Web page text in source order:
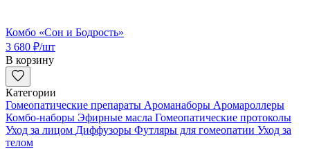
Комбо «Сон и Бодрость»
3 680 ₽/шт
В корзину
Категории
Гомеопатические препараты Ароманаборы Аромароллеры
Комбо-наборы Эфирные масла Гомеопатические протоколы
Уход за лицом Диффузоры Футляры для гомеопатии Уход за
телом